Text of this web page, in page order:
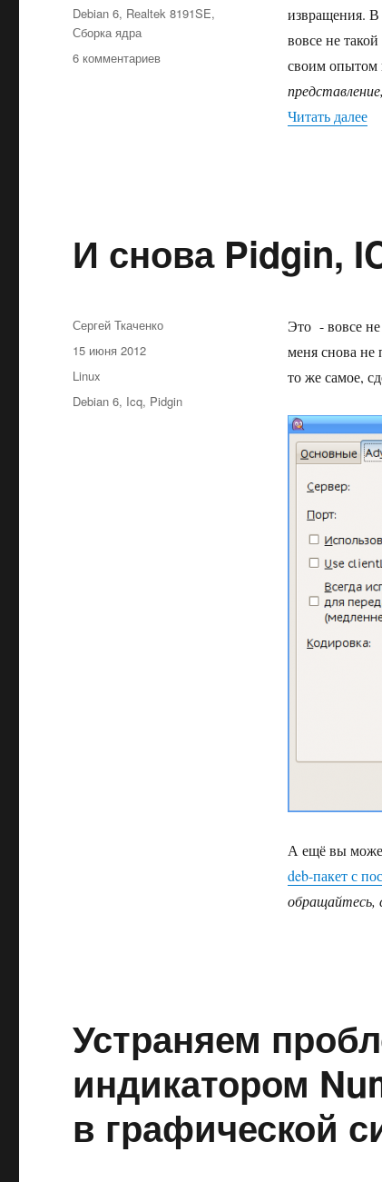
извращения. В
вовсе не
своим опытом
Читать далее
Метки
Debian 6, Rеaltek 8191SE,
Сборка ядра
6 комментариевк
делаю
и
И снова Pidgin,
Это - вовсе
меня снова не
то же самое,
А ещё вы
deb-пакет с
обращайтесь,
Автор
Сергей Ткаченко
Опубликовано
15 июня 2012
Рубрики
Linux
Метки
Debian 6, Icq, Pidgin
Устраняем
индикатором
в графической